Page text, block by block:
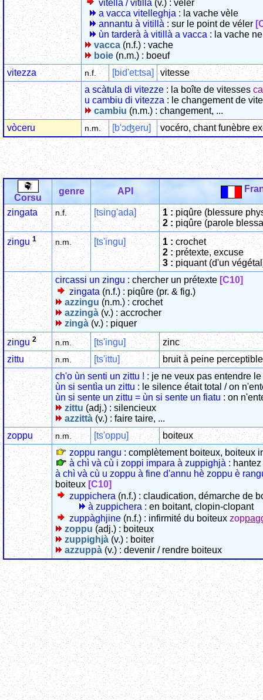
vitellà / vitillà (v.) : véler
a vacca vitelleghja : la vache vèle
annantu à vitillà : sur le point de véler
ùn tarderà à vitillà a vacca : la vache
vacca (n.f.) : vache
boie (n.m.) : boeuf
vitezza
n.f. [bid'et:tsa]
vitesse
a scàtula di vitezze : la boîte de vitesses
u cambiu di vitezza : le changement de
cambiu (n.m.) : changement, ...
vòceru
n.m. [b'ɔʤeru] vocéro, chant funèbre
Corsu
genre API
zingata n.f. [tsing'ada] 1 :piqûre (blessure
2 : piqûre (parole
zingu1 n.m. [ts'ingu] 1 : crochet
2 :prétexte, excuse
3 : piquant (d'un
circassi un zingu : chercher un prétexte [C10]
zingata (n.f.) : piqûre (pr. & fig.)
azzingu (n.m.) : crochet
azzingà (v.) : accrocher
zingà (v.) : piquer
zingu2 n.m. [ts'ingu]
zinc
zittu
n.m. [ts'ittu]
bruit à peine perceptible
ch'o ùn senti un zittu ! : je ne veux pas entendre
ùn si sentìa un zittu : le silence était total / on
ùn si sente un zittu = ùn si sente un fiatu : on
zittu (adj.) : silencieux
azzittà (v.) : faire taire, ...
zoppu
n.m. [ts'oppu]
boiteux
zoppu rangu : complètement boiteux, boiteux
à chì và cù i zoppi impara à zuppighjà :
à chì và cù u zoppu à fine d'annu hè zoppu è
boiteux [C10]
zuppichera (n.f.) : claudication, démarche de
à zuppichera : en boitant, clopin-clopant
zuppàghjine (n.f.) : infirmité du boiteux zoppa
zoppu (adj.) : boiteux
zuppighjà (v.) : boiter
azzuppà (v.) : devenir / rendre boiteux